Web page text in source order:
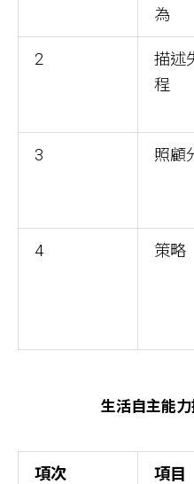
為
2
描述
程
3 照顧
4 策略
生活自主能
項次 項目